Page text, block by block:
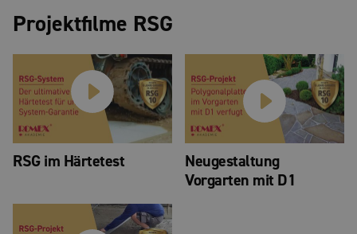
Projektfilme RSG
RSG im Härtetest
Neugestaltung
Vorgarten mit D1